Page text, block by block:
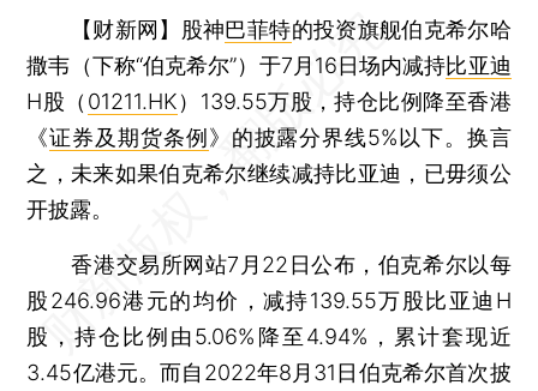
【财新网】
股神巴菲特的投资旗舰伯克希尔哈
撒韦（下称“伯克希尔”）于7月16日场内减持比亚迪
H股（ 01211.HK）139.55万股，持仓比例降至香港
《证券及期货条例》的披露分界线5%以下。换言
之，未来如果伯克希尔继续减持比亚迪，已毋须公
开披露。
香港交易所网站7月22日公布，伯克希尔以每
股246.96港元的均价，减持139.55万股比亚迪H
股，持仓比例由5.06%降至4.94%，累计套现近
3.45亿港元。而自2022年8月31日伯克希尔首次披